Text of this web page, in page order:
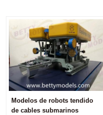
Modelos de robots tendido
de cables submarinos